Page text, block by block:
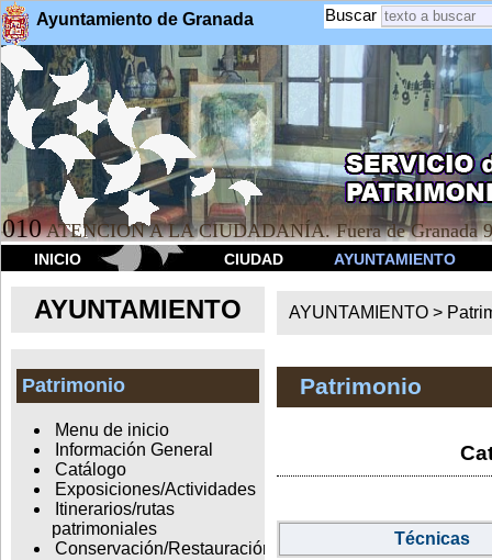
Ayuntamiento de Granada Buscar
010 ATENCION A LA CIUDADANÍA. Fuera de Granada
INICIO CIUDAD AYUNTAMIENTO
AYUNTAMIENTO
Patrimonio
Menu de inicio
Información General
Catálogo
Exposiciones/Actividades
Itinerarios/rutas
patrimoniales
Conservación/Restauración
AYUNTAMIENTO >
Patrimonio
Técnicas